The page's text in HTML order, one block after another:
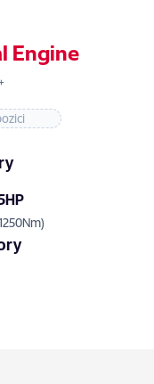
Engine